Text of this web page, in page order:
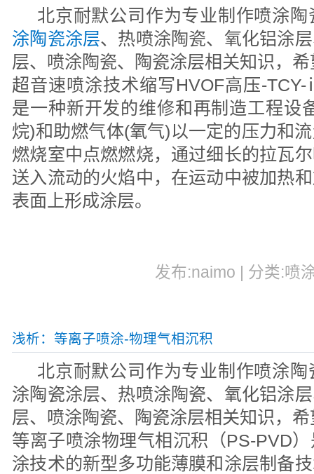
北京耐默公司作为专业制作喷涂
涂陶瓷涂层、热喷涂陶瓷、氧化铝涂
层、喷涂陶瓷、陶瓷涂层相关知识，
超音速喷涂技术缩写HVOF高压-
是一种新开发的维修和再制造工程设
烷)和助燃气体(氧气)以一定的压力和
燃烧室中点燃燃烧，通过细长的拉瓦
送入流动的火焰中，在运动中被加热
表面上形成涂层。
发布:naimo | 分类:喷
浅析：等离子喷涂-物理气相沉积
北京耐默公司作为专业制作喷涂
涂陶瓷涂层、热喷涂陶瓷、氧化铝涂
层、喷涂陶瓷、陶瓷涂层相关知识，
等离子喷涂物理气相沉积（PS-PVD
涂技术的新型多功能薄膜和涂层制备